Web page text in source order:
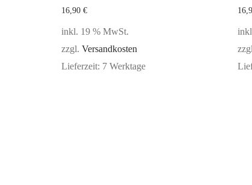
16,90 €
inkl. 19 % MwSt.
zzgl. Versandkosten
Lieferzeit: 7 Werktage